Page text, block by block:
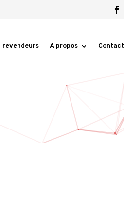
revendeurs A propos Contact